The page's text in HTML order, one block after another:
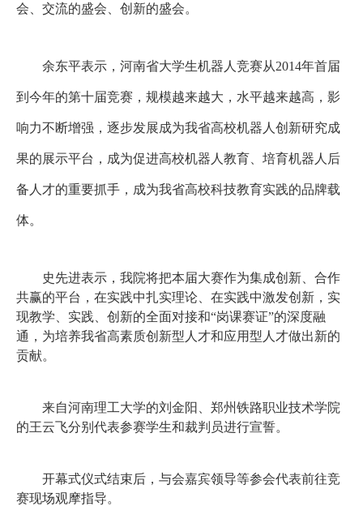
会、交流的盛会、创新的盛会。
余东平表示，河南省大学生机器人竞赛从2014年首届
到今年的第十届竞赛，规模越来越大，水平越来越高，影
响力不断增强，逐步发展成为我省高校机器人创新研究成
果的展示平台，成为促进高校机器人教育、培育机器人后
备人才的重要抓手，成为我省高校科技教育实践的品牌载
体。
史先进表示，我院将把本届大赛作为集成创新、合作
共赢的平台，在实践中扎实理论、在实践中激发创新，实
现教学、实践、创新的全面对接和“岗课赛证”的深度融
通，为培养我省高素质创新型人才和应用型人才做出新的
贡献。
来自河南理工大学的刘金阳、郑州铁路职业技术学院
的王云飞分别代表参赛学生和裁判员进行宣誓。
开幕式仪式结束后，与会嘉宾领导等参会代表前往竞
赛现场观摩指导。